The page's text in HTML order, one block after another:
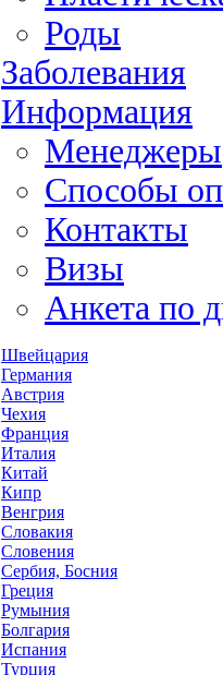
Роды
Заболевания
Информация
Менеджеры
Способы
Контакты
Визы
Анкета по
Швейцария
Германия
Австрия
Чехия
Франция
Италия
Китай
Кипр
Венгрия
Словакия
Словения
Сербия, Босния
Греция
Румыния
Болгария
Испания
Турция